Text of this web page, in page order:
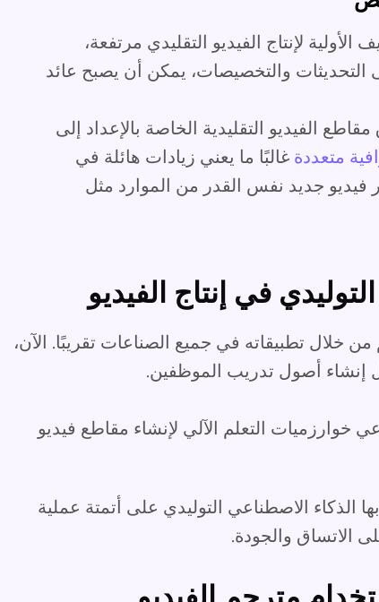
الأولية لإنتاج الفيديو التقليدي مرتفعة،
التحديثات والتخصيصات، يمكن أن يصبح عائد
الفيديو التقليدية الخاصة بالإعداد إلى
متعددة غالبًا ما يعني زيادات هائلة في
فيديو جديد نفس القدر من الموارد مثل
في إنتاج الفيديو
من خلال تطبيقاته في جميع الصناعات تقريبًا. الآن،
إنشاء أصول تدريب الموظفين.
خوارزميات التعلم الآلي لإنشاء مقاطع فيديو
الذكاء الاصطناعي التوليدي على أتمتة عملية
الاتساق والجودة.